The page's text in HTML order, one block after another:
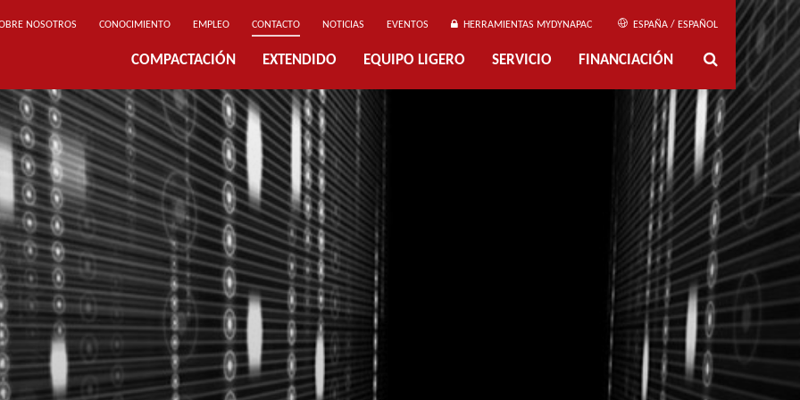
NOSOTROS CONOCIMIENTO EMPLEO CONTACTO NOTICIAS EVENTOS HERRAMIENTAS MYDYNAPAC ESPAÑA / ESPAÑOL
COMPACTACIÓN EXTENDIDO EQUIPO LIGERO SERVICIO FINANCIACIÓN